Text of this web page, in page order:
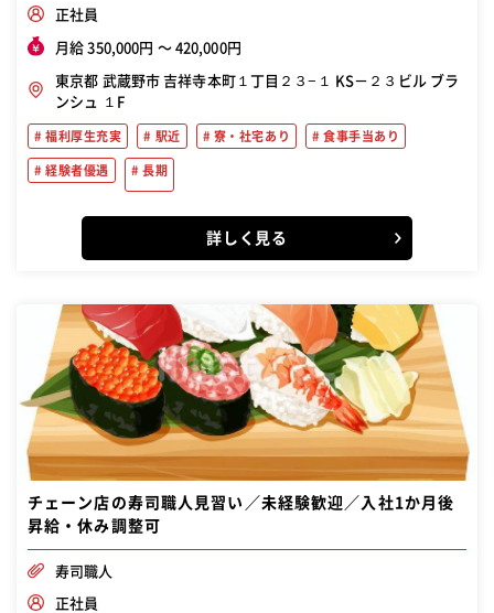
正社員
月給 350,000円 〜 420,000円
東京都 武蔵野市 吉祥寺本町１丁目２３−１ KS－２３ビル ブラ
ンシュ １F
福利厚生充実 駅近 寮・社宅あり 食事手当あり
経験者優遇 長期
詳しく見る
チェーン店の寿司職人見習い／未経験歓迎／入社1か月後
昇給・休み調整可
寿司職人
正社員